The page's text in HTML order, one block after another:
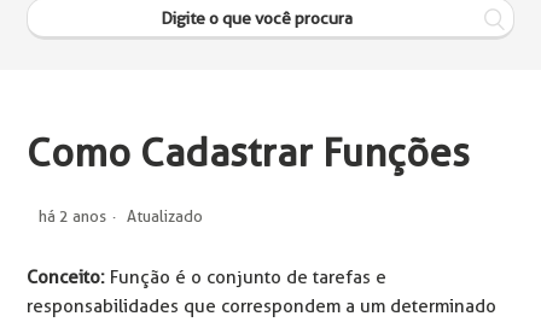
Como Cadastrar Funções
há 2 anos Atualizado
Conceito: Função é o conjunto de tarefas e
responsabilidades que correspondem a um determinado